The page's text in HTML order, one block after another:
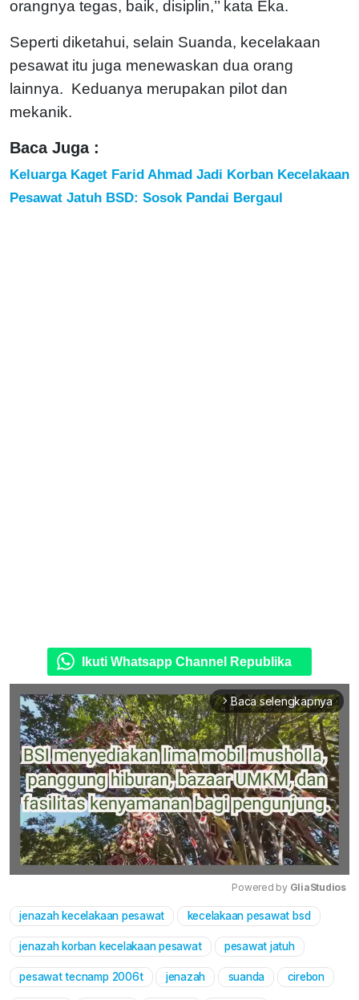
orangnya tegas, baik, disiplin,’’ kata Eka.
Seperti diketahui, selain Suanda, kecelakaan
pesawat itu juga menewaskan dua orang
lainnya. Keduanya merupakan pilot dan
mekanik.
Baca Juga :
Keluarga Kaget Farid Ahmad Jadi Korban Kecelakaan
Pesawat Jatuh BSD: Sosok Pandai Bergaul
Ikuti Whatsapp Channel Republika
arrow_forward_ios Baca selengkapnya
Mute
Powered by GliaStudios
jenazah kecelakaan pesawat kecelakaan pesawat bsd
jenazah korban kecelakaan pesawat pesawat jatuh
pesawat tecnamp 2006t jenazah suanda cirebon